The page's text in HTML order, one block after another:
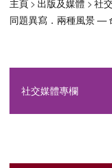
主頁> 出版及媒體 > 社
同題異寫．兩種風景 —
社交媒體專欄